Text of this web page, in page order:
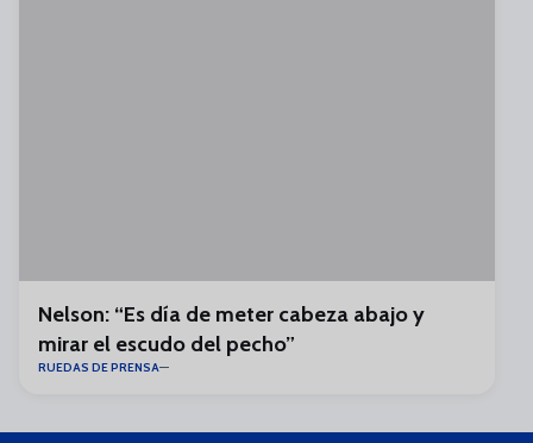
Nelson: “Es día de meter cabeza abajo y
mirar el escudo del pecho”
RUEDAS DE PRENSA